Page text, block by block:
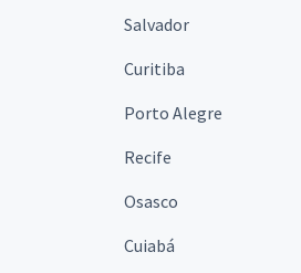
Salvador
Curitiba
Porto Alegre
Recife
Osasco
Cuiabá